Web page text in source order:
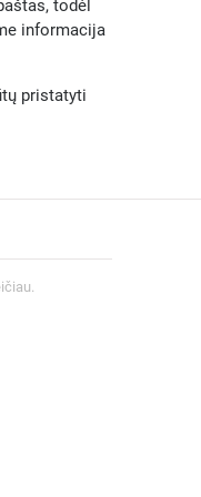
todėl
informacija
pristatyti